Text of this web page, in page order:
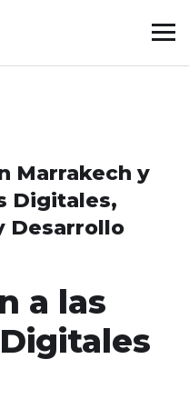
Marrakech y
Digitales,
Desarrollo
a las